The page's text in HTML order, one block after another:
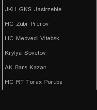
JKH GKS Jastrzebie
HC Zubr Prerov
HC Medvedi Vitebsk
Krylya Sovetov
AK Bars Kazan
HC RT Torax Poruba